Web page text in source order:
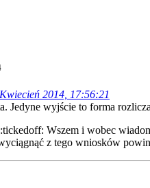
2014, 17:56:21
Jedyne wyjście to forma
Wszem i wobec
z tego wniosków